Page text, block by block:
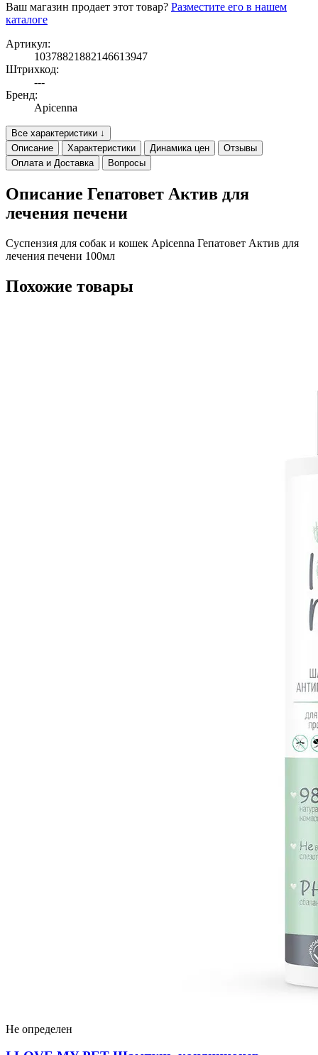
Ваш магазин продает этот товар? Разместите его в нашем
каталоге
Артикул:
10378821882146613947
Штрихкод:
---
Бренд:
Apicenna
Все характеристики ↓
Описание
Характеристики Динамика цен
Отзывы
Оплата и Доставка
Вопросы
Описание Гепатовет Актив для
лечения печени
Суспензия для собак и кошек Apicenna Гепатовет Актив для
лечения печени 100мл
Похожие товары
Не определен